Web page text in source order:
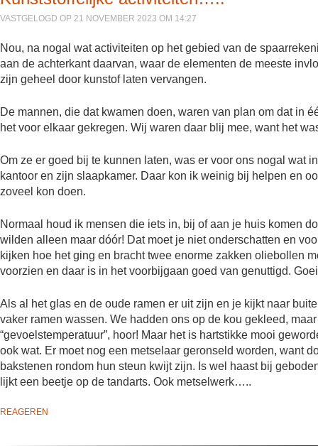
VASTGELOGD OP 21 NOVEMBER 2023 OM 14:27
Nou, na nogal wat activiteiten op het gebied van de
aan de achterkant daarvan, waar de elementen de meeste
zijn geheel door kunstof laten vervangen.
De mannen, die dat kwamen doen, waren van plan om dat in
het voor elkaar gekregen. Wij waren daar blij mee, want het
Om ze er goed bij te kunnen laten, was er voor ons nogal wat
kantoor en zijn slaapkamer. Daar kon ik weinig bij helpen en
zoveel kon doen.
Normaal houd ik mensen die iets in, bij of aan je huis komen
wilden alleen maar dóór! Dat moet je niet onderschatten en
kijken hoe het ging en bracht twee enorme zakken oliebollen
voorzien en daar is in het voorbijgaan goed van genuttigd.
Als al het glas en de oude ramen er uit zijn en je kijkt naar
vaker ramen wassen. We hadden ons op de kou gekleed,
“gevoelstemperatuur”, hoor! Maar het is hartstikke mooi
ook wat. Er moet nog een metselaar geronseld worden, want
bakstenen rondom hun steun kwijt zijn. Is wel haast bij
lijkt een beetje op de tandarts. Ook metselwerk…..
REAGEREN